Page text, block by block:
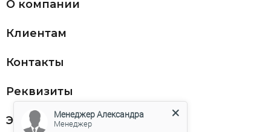
О компании
Клиентам
Контакты
Реквизиты
ЭДО Менеджер Александра
Менеджер